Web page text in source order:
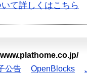
て詳しくはこちら
公告 OpenBlocks